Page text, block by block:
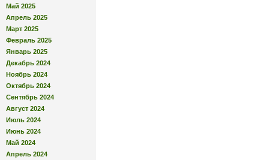
Май 2025
Апрель 2025
Март 2025
Февраль 2025
Январь 2025
Декабрь 2024
Ноябрь 2024
Октябрь 2024
Сентябрь 2024
Август 2024
Июль 2024
Июнь 2024
Май 2024
Апрель 2024